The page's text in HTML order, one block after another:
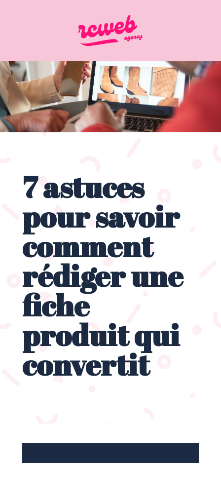
7 astuces
pour savoir
comment
rédiger une
fiche
produit qui
convertit